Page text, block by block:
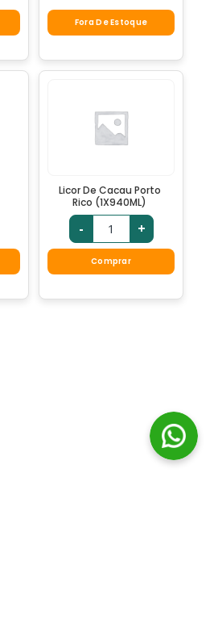
Fora De Estoque
Licor De Cacau Porto
Rico (1X940ML)
- +
Comprar